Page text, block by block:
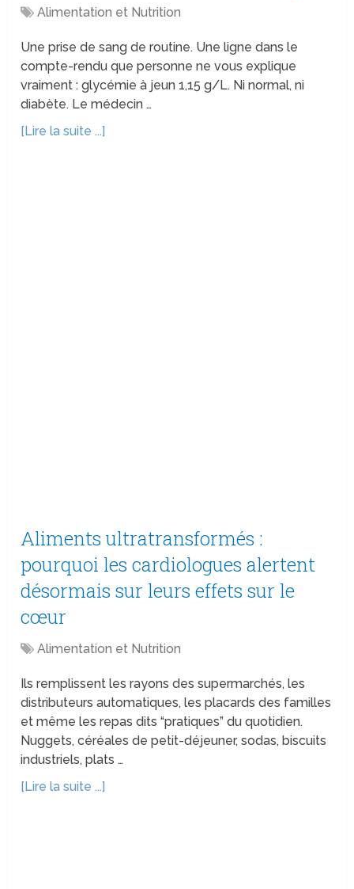
Alimentation et Nutrition
Une prise de sang de routine. Une ligne dans le
compte-rendu que personne ne vous explique
vraiment : glycémie à jeun 1,15 g/L. Ni normal, ni
diabète. Le médecin …
[Lire la suite ...]
Aliments ultratransformés :
pourquoi les cardiologues alertent
désormais sur leurs effets sur le
cœur
Alimentation et Nutrition
Ils remplissent les rayons des supermarchés, les
distributeurs automatiques, les placards des familles
et même les repas dits “pratiques” du quotidien.
Nuggets, céréales de petit-déjeuner, sodas, biscuits
industriels, plats …
[Lire la suite ...]